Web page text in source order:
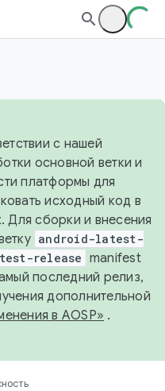
с нашей
основной ветки и
платформы для
исходный код в
Для сборки и внесения
android-latest-
release manifest
последний релиз,
дополнительной
в AOSP» .